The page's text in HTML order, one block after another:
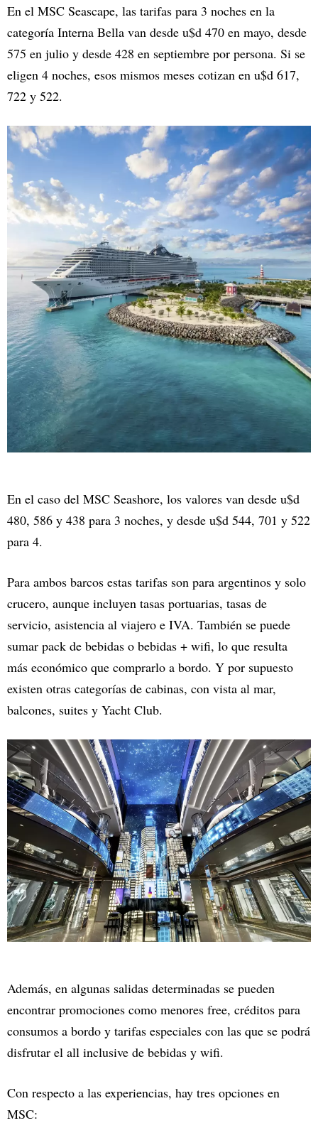
En el MSC Seascape, las tarifas para 3 noches en la
categoría Interna Bella van desde u$d 470 en mayo, desde
575 en julio y desde 428 en septiembre por persona. Si se
eligen 4 noches, esos mismos meses cotizan en u$d 617,
722 y 522.
En el caso del MSC Seashore, los valores van desde u$d
480, 586 y 438 para 3 noches, y desde u$d 544, 701 y 522
para 4.
Para ambos barcos estas tarifas son para argentinos y solo
crucero, aunque incluyen tasas portuarias, tasas de
servicio, asistencia al viajero e IVA. También se puede
sumar pack de bebidas o bebidas + wifi, lo que resulta
más económico que comprarlo a bordo. Y por supuesto
existen otras categorías de cabinas, con vista al mar,
balcones, suites y Yacht Club.
Además, en algunas salidas determinadas se pueden
encontrar promociones como menores free, créditos para
consumos a bordo y tarifas especiales con las que se podrá
disfrutar el all inclusive de bebidas y wifi.
Con respecto a las experiencias, hay tres opciones en
MSC: